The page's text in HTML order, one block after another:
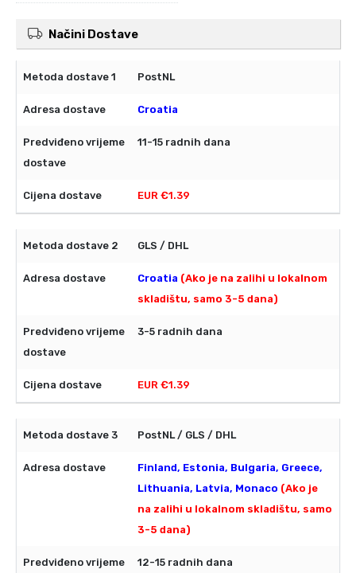
Načini Dostave
PostNL
Croatia
11-15 radnih dana
EUR €1.39
GLS / DHL
Croatia (Ako je na zalihi u lokalnom
skladištu, samo 3-5 dana)
3-5 radnih dana
EUR €1.39
PostNL / GLS / DHL
Finland, Estonia, Bulgaria, Greece,
Lithuania, Latvia, Monaco (Ako je
na zalihi u lokalnom skladištu, samo
3-5 dana)
12-15 radnih dana